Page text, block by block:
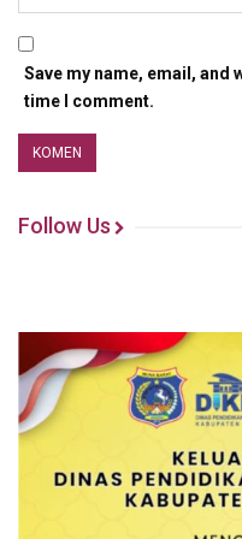
Save my name, email, and
time I comment.
Follow Us